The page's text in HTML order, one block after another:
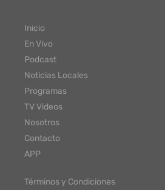
Inicio
En Vivo
Podcast
Noticias Locales
Programas
TV Videos
Nosotros
Contacto
APP
Términos y Condiciones